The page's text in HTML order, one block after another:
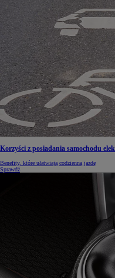
Korzyści z posiadania samochodu
Benefity, które ułatwiają codzienną jazdę
Sprawdź